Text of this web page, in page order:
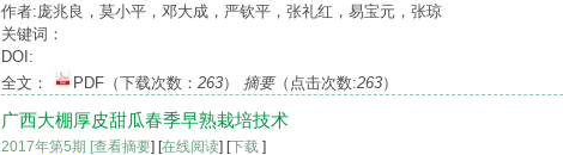
作者:庞兆良，莫小平，邓大成，严钦平，张礼红，易宝元，张琼
关键词：
DOI:
全文：
PDF （下载次数： 263） 摘要（点击次数:263）
广西大棚厚皮甜瓜春季早熟栽培技术
2017年第5期 [查看摘要] [在线阅读] [下载 ]